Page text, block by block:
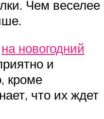
Чем веселее
на новогодний
и
кроме
что их ждет